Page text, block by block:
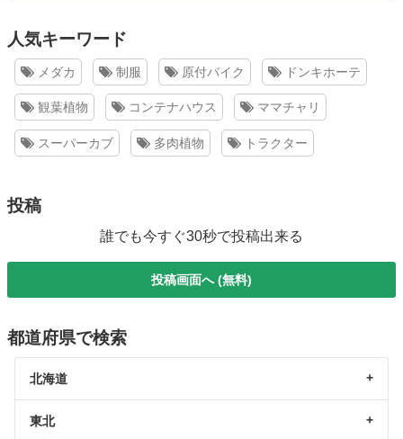
人気キーワード
メダカ 制服 原付バイク ドンキホーテ
観葉植物 コンテナハウス ママチャリ
スーパーカブ 多肉植物 トラクター
投稿
誰でも今すぐ30秒で投稿出来る
投稿画面へ (無料)
都道府県で検索
北海道
東北